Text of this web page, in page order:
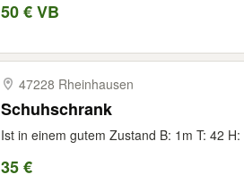
50 € VB
47228 Rheinhausen
Schuhschrank
Ist in einem gutem Zustand B: 1m T: 42 H:
35 €